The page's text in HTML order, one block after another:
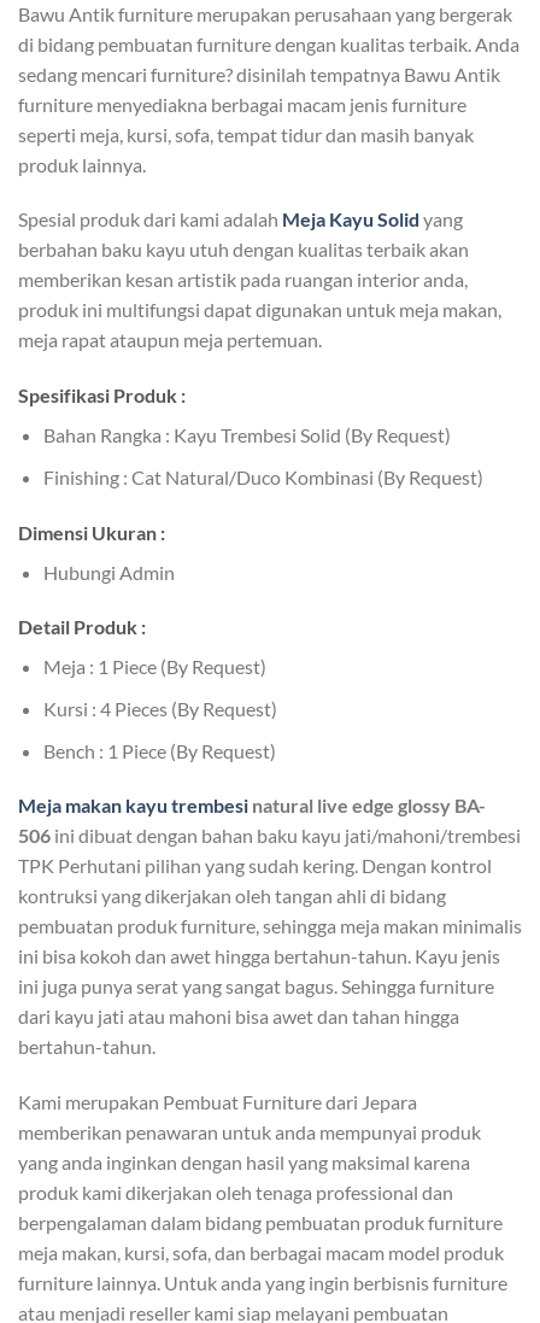
Bawu Antik furniture merupakan perusahaan yang bergerak
di bidang pembuatan furniture dengan kualitas terbaik. Anda
sedang mencari furniture? disinilah tempatnya Bawu Antik
furniture menyediakna berbagai macam jenis furniture
seperti meja, kursi, sofa, tempat tidur dan masih banyak
produk lainnya.
Spesial produk dari kami adalah Meja Kayu Solid yang
berbahan baku kayu utuh dengan kualitas terbaik akan
memberikan kesan artistik pada ruangan interior anda,
produk ini multifungsi dapat digunakan untuk meja makan,
meja rapat ataupun meja pertemuan.
Spesifikasi Produk :
Bahan Rangka : Kayu Trembesi Solid (By Request)
Finishing : Cat Natural/Duco Kombinasi (By Request)
Dimensi Ukuran :
Hubungi Admin
Detail Produk :
Meja : 1 Piece (By Request)
Kursi : 4 Pieces (By Request)
Bench : 1 Piece (By Request)
Meja makan kayu trembesi natural live edge glossy BA-
506 ini dibuat dengan bahan baku kayu jati/mahoni/trembesi
TPK Perhutani pilihan yang sudah kering. Dengan kontrol
kontruksi yang dikerjakan oleh tangan ahli di bidang
pembuatan produk furniture, sehingga meja makan minimalis
ini bisa kokoh dan awet hingga bertahun-tahun. Kayu jenis
ini juga punya serat yang sangat bagus. Sehingga furniture
dari kayu jati atau mahoni bisa awet dan tahan hingga
bertahun-tahun.
Kami merupakan Pembuat Furniture dari Jepara
memberikan penawaran untuk anda mempunyai produk
yang anda inginkan dengan hasil yang maksimal karena
produk kami dikerjakan oleh tenaga professional dan
berpengalaman dalam bidang pembuatan produk furniture
meja makan, kursi, sofa, dan berbagai macam model produk
furniture lainnya. Untuk anda yang ingin berbisnis furniture
atau menjadi reseller kami siap melayani pembuatan